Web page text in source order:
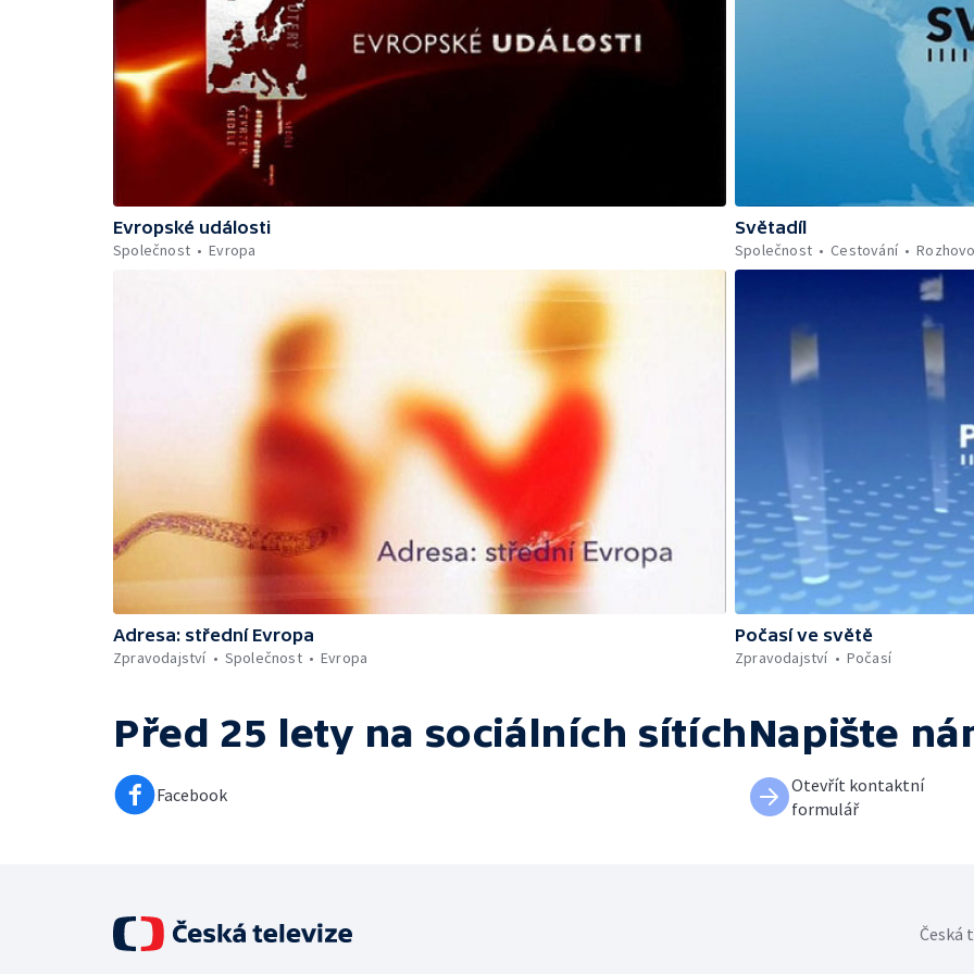
Evropské události
Společnost
Evropa
Světadíl
Společnost
Cestování
Adresa: střední Evropa
Zpravodajství
Společnost Evropa
Počasí ve světě
Zpravodajství
Počasí
Před 25 lety na sociálních sítích
Facebook
Napište
Otevřít kontaktní
formulář
Česká